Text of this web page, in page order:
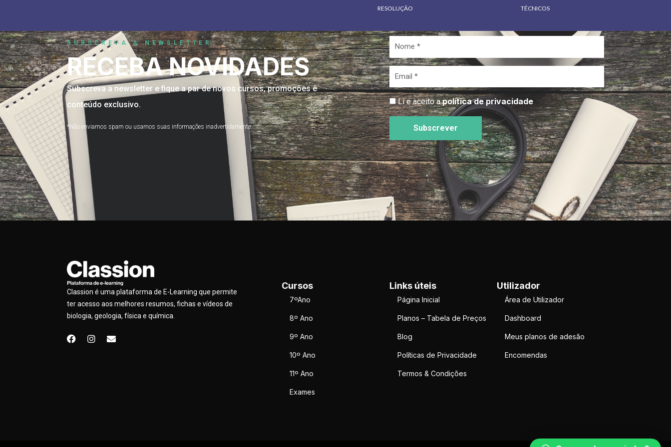
RESOLUÇÃO
TÉCNICOS
SUBSCREVA A NEWSLETTER
RECEBA NOVIDADES
Subscreva a newsletter e fique a par de novos cursos, promoções e
conteúdo exclusivo.
*Não enviamos spam ou usamos suas informações inadvertidamente
Nome
*
Email
*
Li e aceito apolítica de privacidade
Subscrever
Classion é uma plataforma de E-Learning que permite
ter acesso aos melhores resumos, fichas e vídeos de
biologia, geologia, física e química.
F
I
E
Cursos
7ºAno
8º Ano
9º Ano
10º Ano
11º Ano
Exames
Links úteis
Página Inicial
Planos – Tabela de Preços
Blog
Políticas de Privacidade
Termos & Condições
Utilizador
Área de Utilizador
Dashboard
Meus planos de adesão
Encomendas